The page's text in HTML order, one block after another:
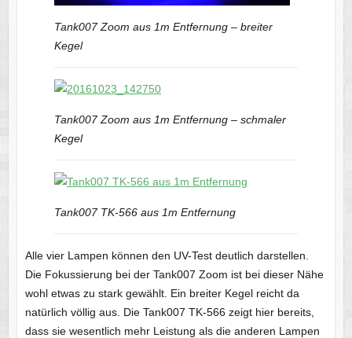
Tank007 Zoom aus 1m Entfernung – breiter
Kegel
Tank007 Zoom aus 1m Entfernung – schmaler
Kegel
Tank007 TK-566 aus 1m Entfernung
Alle vier Lampen können den UV-Test deutlich darstellen.
Die Fokussierung bei der Tank007 Zoom ist bei dieser Nähe
wohl etwas zu stark gewählt. Ein breiter Kegel reicht da
natürlich völlig aus. Die Tank007 TK-566 zeigt hier bereits,
dass sie wesentlich mehr Leistung als die anderen Lampen